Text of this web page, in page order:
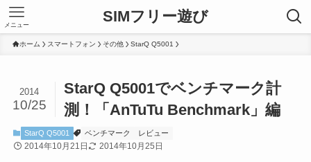
SIMフリー遊び
メニュー
ホーム スマートフォン その他 StarQ Q5001
StarQ Q5001でベンチマーク計
測！「AnTuTu Benchmark」編
2014
10/25
StarQ Q5001 ベンチマーク レビュー
2014年10月21日 2014年10月25日